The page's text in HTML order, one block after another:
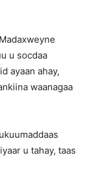
u socdaa
ayaan ahay,
waanagaa
u tahay, taas